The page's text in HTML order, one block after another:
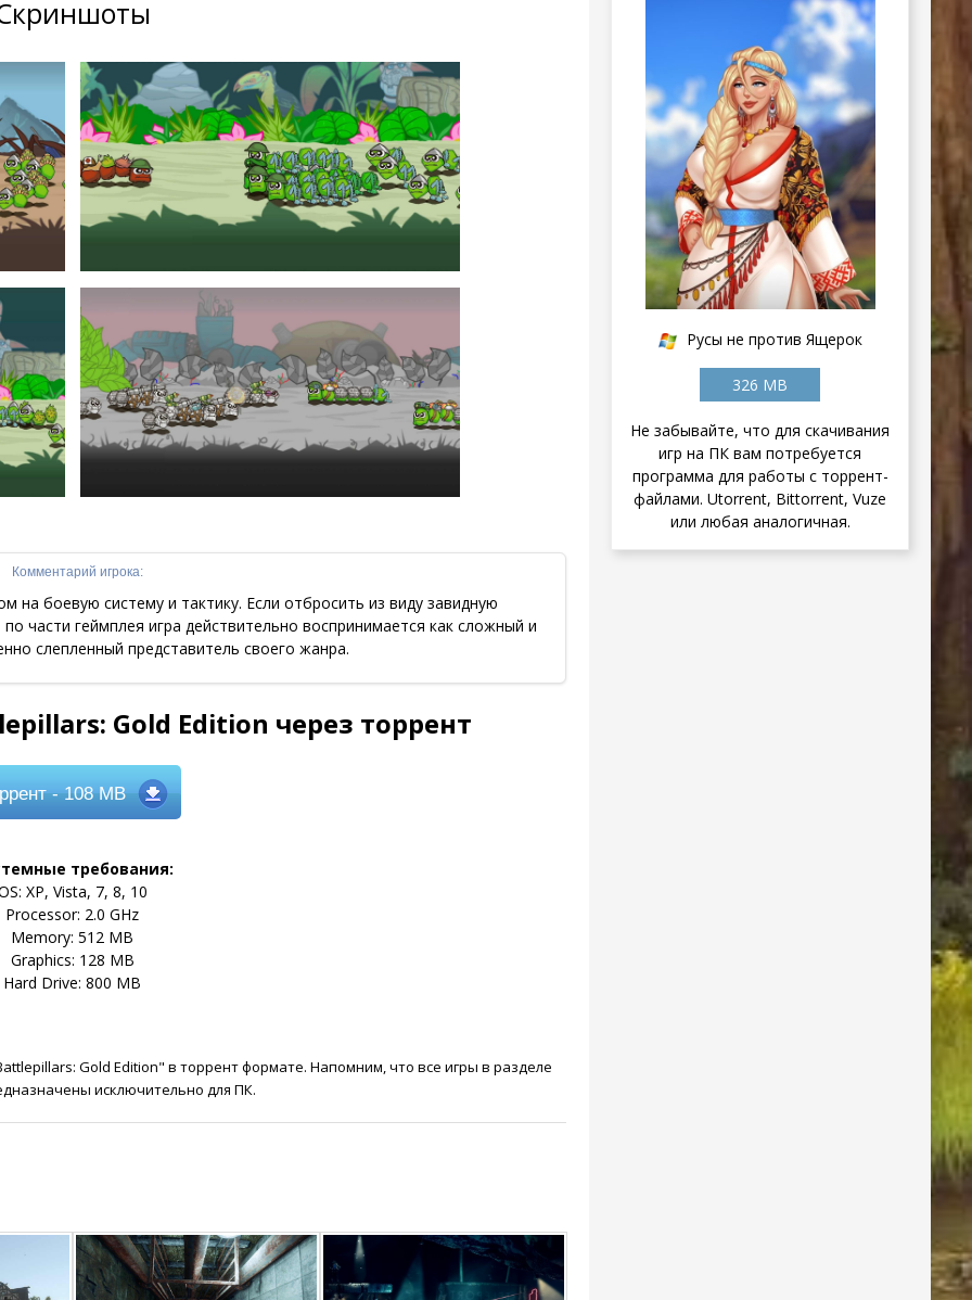
Комментарий игрока:
на боевую систему и тактику. Если отбросить из виду завидную
части геймплея игра действительно воспринимается как сложный и
слепленный представитель своего жанра.
Gold Edition через торрент
- 108 MB
требования:
XP, Vista, 7, 8, 10
Processor: 2.0 GHz
Memory: 512 MB
Graphics: 128 MB
Hard Drive: 800 MB
Gold Edition" в торрент формате. Напомним, что все игры в разделе
исключительно для ПК.
Русы не против Ящерок
326 MB
Не забывайте, что для скачивания
игр на ПК вам потребуется
программа для работы с торрент-
файлами. Utorrent, Bittorrent, Vuze
или любая аналогичная.